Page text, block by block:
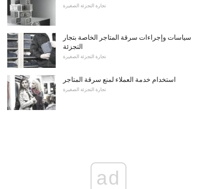
تجارة التجزئة الصغيرة
سياسات وإجراءات سرقة المتاجر الخاصة بتجار
التجزئة
تجارة التجزئة الصغيرة
استخدام خدمة العملاء لمنع سرقة المتاجر
تجارة التجزئة الصغيرة
ad